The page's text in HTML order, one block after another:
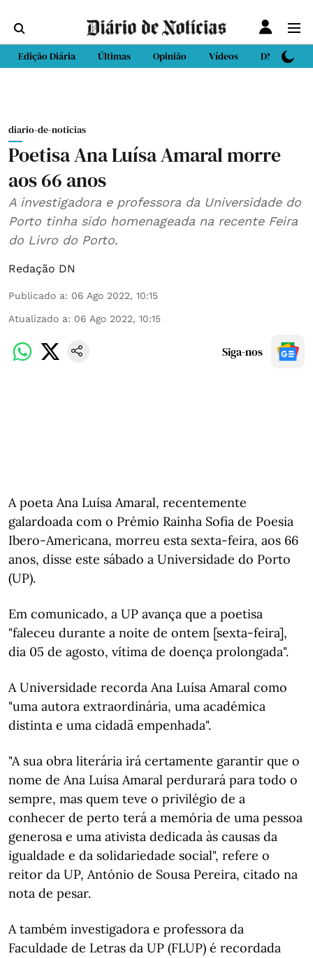
Edição Diária Últimas Opinião Vídeos DN Sport
diario-de-noticias
Poetisa Ana Luísa Amaral morre
aos 66 anos
A investigadora e professora da Universidade do
Porto tinha sido homenageada na recente Feira
do Livro do Porto.
Redação DN
Publicado a: 06 Ago 2022, 10:15
Atualizado a: 06 Ago 2022, 10:15
Siga-nos
A poeta Ana Luísa Amaral, recentemente
galardoada com o Prémio Rainha Sofia de Poesia
Ibero-Americana, morreu esta sexta-feira, aos 66
anos, disse este sábado a Universidade do Porto
(UP).
Em comunicado, a UP avança que a poetisa
"faleceu durante a noite de ontem [sexta-feira],
dia 05 de agosto, vítima de doença prolongada".
A Universidade recorda Ana Luísa Amaral como
"uma autora extraordinária, uma académica
distinta e uma cidadã empenhada".
"A sua obra literária irá certamente garantir que o
nome de Ana Luísa Amaral perdurará para todo o
sempre, mas quem teve o privilégio de a
conhecer de perto terá a memória de uma pessoa
generosa e uma ativista dedicada às causas da
igualdade e da solidariedade social", refere o
reitor da UP, António de Sousa Pereira, citado na
nota de pesar.
A também investigadora e professora da
Faculdade de Letras da UP (FLUP) é recordada